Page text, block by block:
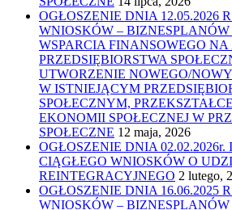
OGŁOSZENIE DNIA 12.05.2026
WNIOSKÓW –
WSPARCIA FINANSOWEGO
PRZEDSIĘBIORSTWA
UTWORZENIE NOWEGO/
W ISTNIEJĄCYM
SPOŁECZNYM,
EKONOMII SPOŁECZNEJ W
SPOŁECZNE 12 maja, 2026
OGŁOSZENIE DNIA
CIĄGŁEGO WNIOSKÓW O
REINTEGRACYJNEGO 2 lutego,
OGŁOSZENIE DNIA 16.06.2025
WNIOSKÓW –